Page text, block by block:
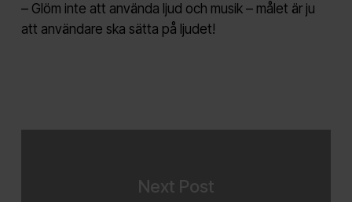
– Glöm inte att använda ljud och musik – målet är ju
att användare ska sätta på ljudet!
Next Post